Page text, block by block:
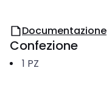
Documentazione
Confezione
1 PZ